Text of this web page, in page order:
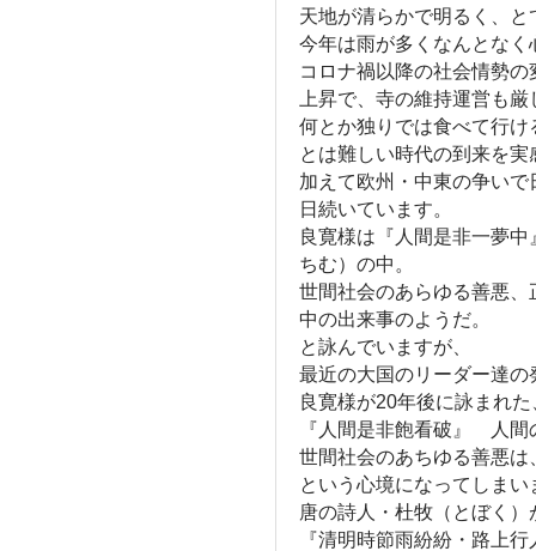
天地が清らかで明るく、
今年は雨が多くなんとな
コロナ禍以降の社会情勢
上昇で、寺の維持運営も
何とか独りでは食べて行
とは難しい時代の到来を
加えて欧州・中東の争い
日続いています。
良寛様は『人間是非一夢
ちむ）の中。
世間社会のあらゆる善悪
中の出来事のようだ。
と詠んでいますが、
最近の大国のリーダー達
良寛様が20年後に詠まれた
『人間是非飽看破』 人間
世間社会のあちゆる善悪
という心境になってしまい
唐の詩人・杜牧（とぼく
『清明時節雨紛紛・路上